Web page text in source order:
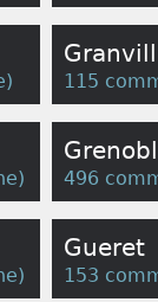
) 115
) 496
)
Gueret
153